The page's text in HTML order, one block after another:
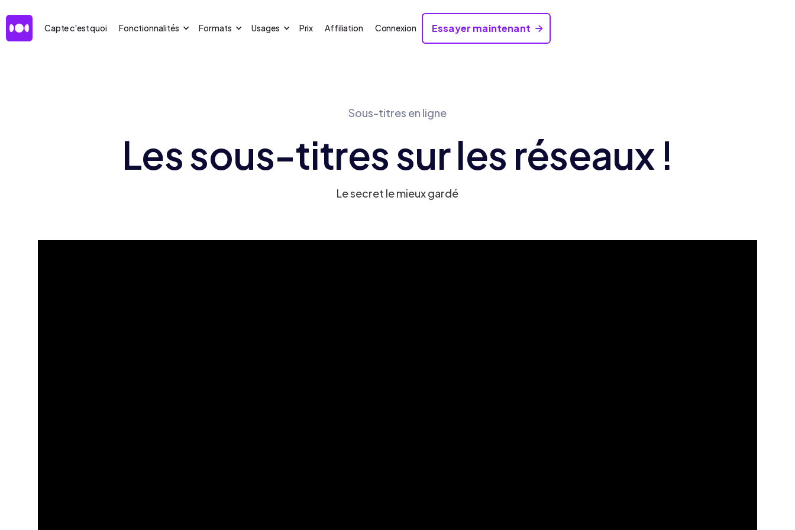
Capte c'est quoi Fonctionnalités Formats Usages Prix Affiliation Connexion Essayer maintenant 
Sous-titres en ligne
Les sous-titres sur les réseaux !
Le secret le mieux gardé